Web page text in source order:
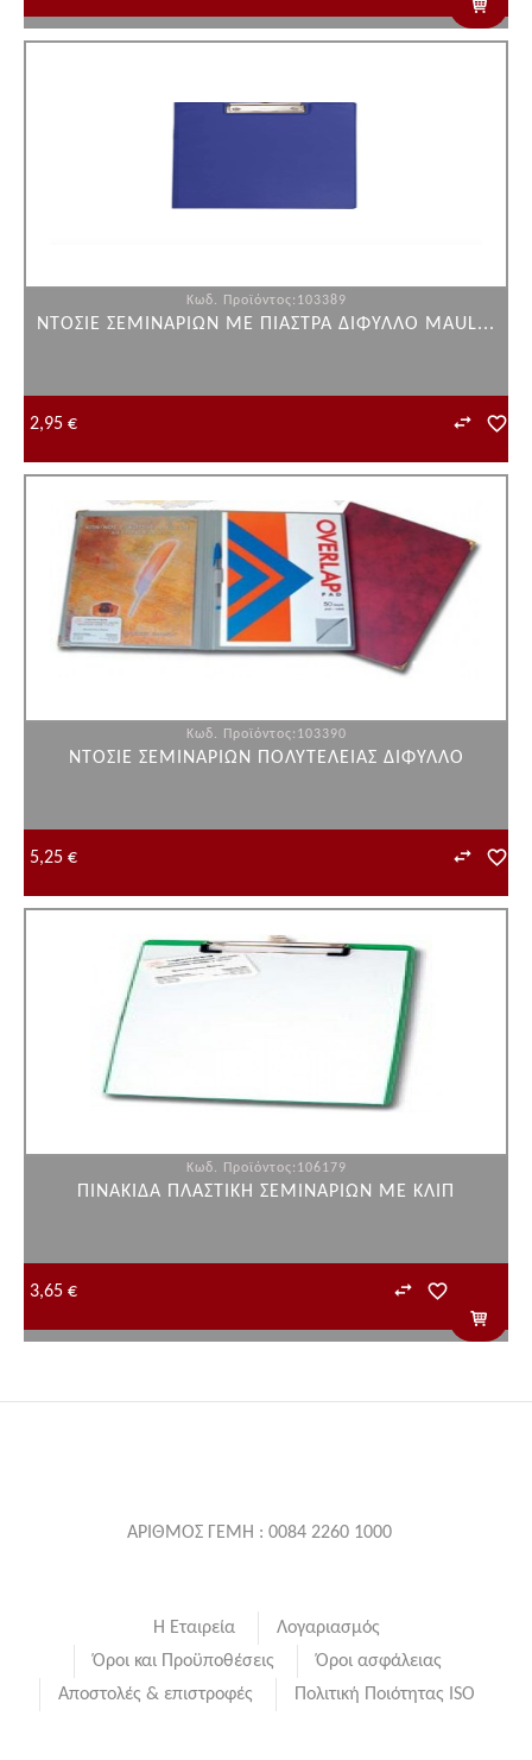
Κωδ. Προϊόντος:103389
ΝΤΟΣΙΕ ΣΕΜΙΝΑΡΙΩΝ ΜΕ ΠΙΑΣΤΡΑ ΔΙΦΥΛΛΟ MAUL...
2,95 €
Κωδ. Προϊόντος:103390
ΝΤΟΣΙΕ ΣΕΜΙΝΑΡΙΩΝ ΠΟΛΥΤΕΛΕΙΑΣ ΔΙΦΥΛΛΟ
5,25 €
Κωδ. Προϊόντος:106179
ΠΙΝΑΚΙΔΑ ΠΛΑΣΤΙΚΗ ΣΕΜΙΝΑΡΙΩΝ ΜΕ ΚΛΙΠ
3,65 €
ΑΡΙΘΜΟΣ ΓΕΜΗ : 0084 2260 1000
Η Εταιρεία
Λογαριασμός
Όροι και Προϋποθέσεις
Όροι ασφάλειας
Αποστολές & επιστροφές
Πολιτική Ποιότητας ISO